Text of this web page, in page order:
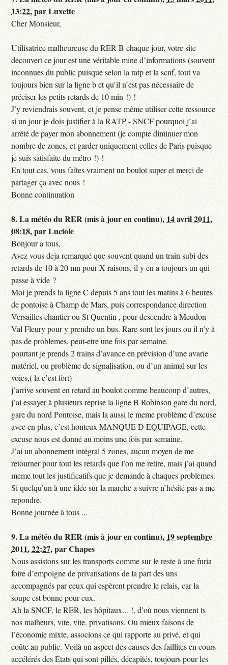
13:22,parLuxette
Cher Monsieur,
Utilisatrice malheureuse du RER B chaque jour, votre site
découvert ce jour est une véritable mine d’informations (souvent
inconnues du public puisque selon la ratp et la scnf, tout va
toujours bien sur la ligne b et qu’il n’est pas nécessaire de
préciser les petits retards de 10 min !) !
J’y reviendrais souvent, et je pense même utiliser cette ressource
si un jour je dois justifier à la RATP - SNCF pourquoi j’ai
arrêté de payer mon abonnement (je compte diminuer mon
nombre de zones, et garder uniquement celles de Paris puisque
je suis satisfaite du métro !) !
En tout cas, vous faîtes vraiment un boulot super et merci de
partager ça avec nous !
Bonne continuation
8.La météo du RER (mis à jour en continu), 14 avril 2011,
08:18,parLuciole
Bonjour a tous,
Avez vous deja remarqué que souvent quand un train subi des
retards de 10 à 20 mn pour X raisons, il y en a toujours un qui
passe à vide ?
Moi je prends la ligne C depuis 5 ans tout les matins à 6 heures
de pontoise à Champ de Mars, puis correspondance direction
Versailles chantier ou St Quentin , pour descendre à Meudon
Val Fleury pour y prendre un bus. Rare sont les jours ou il n’y à
pas de problemes, peut-etre une fois par semaine.
pourtant je prends 2 trains d’avance en prévision d’une avarie
matériel, ou problème de signalisation, ou d’un animal sur les
voies,( la c’est fort)
j’arrive souvent en retard au boulot comme beaucoup d’autres,
j’ai essayer à plusieurs reprise la ligne B Robinson gare du nord,
gare du nord Pontoise, mais la aussi le meme problème d’excuse
avec en plus, c’est honteux MANQUE D EQUIPAGE, cette
excuse nous est donné au moins une fois par semaine.
J’ai un abonnement intégral 5 zones, aucun moyen de me
retourner pour tout les retards que l’on me retire, mais j’ai quand
meme tout les justificatifs que je demande à chaques problemes.
Si quelqu’un à une idée sur la marche a suivre n’hésité pas a me
repondre.
Bonne journée à tous ...
9.La météo du RER (mis à jour en continu), 19 septembre
2011, 22:27,parChapes
Nous assistons sur les transports comme sur le reste à une furia
foire d’empoigne de privatisations de la part des uns
accompagnés par ceux qui espèrent prendre le relais, car la
soupe est bonne pour eux.
Ah la SNCF, le RER, les hôpitaux... !, d’où nous viennent ts
nos malheurs, vite, vite, privatisons. Ou mieux faisons de
l’économie mixte, associons ce qui rapporte au privé, et qui
coûte au public. Voilà un aspect des causes des faillites en cours
accélérés des Etats qui sont pillés, décapités, toujours pour les